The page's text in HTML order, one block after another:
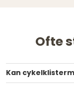
Ofte
Kan